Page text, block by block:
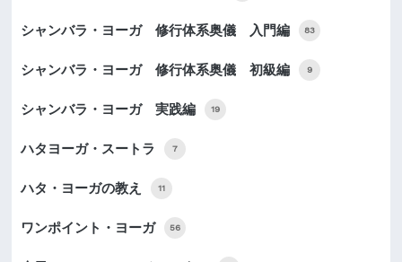
シャンバラ・ヨーガ 修行体系奥儀 入門編 83
シャンバラ・ヨーガ 修行体系奥儀 初級編 9
シャンバラ・ヨーガ 実践編 19
ハタヨーガ・スートラ 7
ハタ・ヨーガの教え 11
ワンポイント・ヨーガ 56